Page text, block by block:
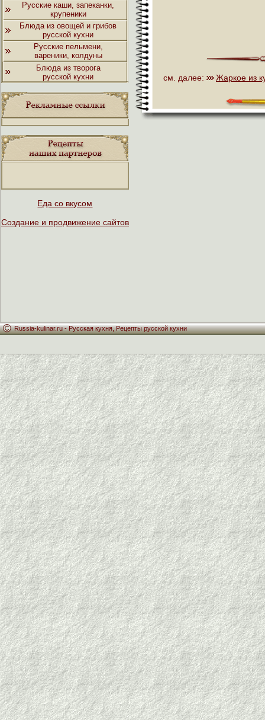
Русские каши, запеканки,
крупеники
Блюда из овощей и грибов
русской кухни
Русские пельмени,
вареники, колдуны
Блюда из творога
русской кухни
Еда со вкусом
Создание и продвижение сайтов
см. далее: Жаркое из
Russia-kulinar.ru -Русская кухня,Рецепты русской кухни